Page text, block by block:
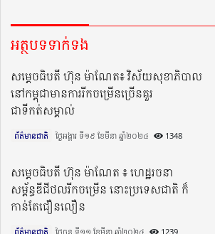
អត្ថបទទាក់ទង
សម្តេចធិបតី ហ៊ុន ម៉ាណែត៖ វិស័យសុខាភិបាល
នៅកម្ពុជាមានការរីកចម្រើនច្រើនគួរ
ជាទីកត់សម្គាល់
ព័ត៌មានជាតិ ថ្ងៃអង្គារ ទី១៩ ខែមីនា ឆ្នាំ២០២៤​ 1348
សម្តេចធិបតី ហ៊ុន ម៉ាណែត ៖ ហេដ្ឋរចនា
សម្ព័ន្ធឌីជីថលរីកចម្រើន នោះប្រទេសជាតិ ក៏
កាន់តែជឿនលឿន
ព័ត៌មានជាតិ ថ្ងៃចន្ទ ទី១១ ខែមីនា ឆ្នាំ២០២៤​ 1239